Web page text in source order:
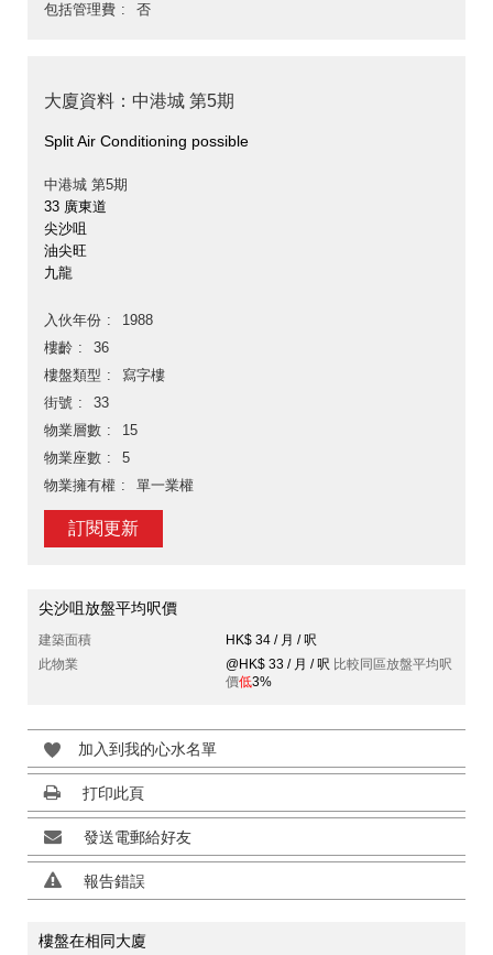
包括管理費
否
大廈資料：中港城 第5期
Split Air Conditioning possible
中港城 第5期
33 廣東道
尖沙咀
油尖旺
九龍
入伙年份
1988
樓齡
36
樓盤類型
寫字樓
街號
33
物業層數
15
物業座數
5
物業擁有權
單一業權
訂閱更新
尖沙咀放盤平均呎價
建築面積
HK$ 34 / 月 / 呎
此物業
@HK$ 33 / 月 / 呎 比較同區放盤平均呎
價低3%
加入到我的心水名單
打印此頁
發送電郵給好友
報告錯誤
樓盤在相同大廈